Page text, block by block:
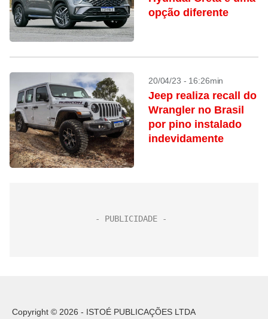
opção diferente
20/04/23 - 16:26min
Jeep realiza recall do
Wrangler no Brasil
por pino instalado
indevidamente
Copyright © 2026 - ISTOÉ PUBLICAÇÕES LTDA